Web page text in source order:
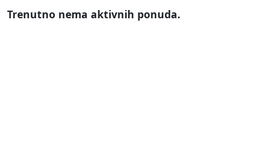
Trenutno nema aktivnih ponuda.